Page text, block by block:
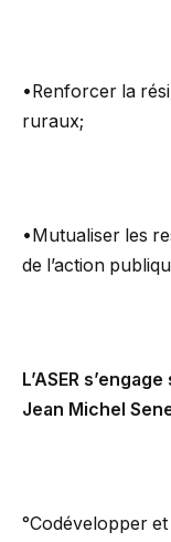
•Renforcer la
ruraux;
•Mutualiser les
de l’action
L’ASER
Jean Michel
°Codévelopper